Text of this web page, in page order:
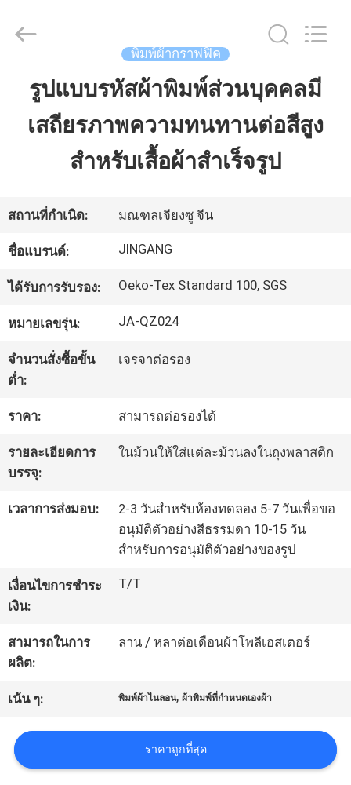
บ้าน
เกี่ยว
กับ
เรา
โรงงาน
คุณภาพ
คดี
COMPANY
NEWS
2025
Suzhou
Reserved.
พิมพ์ผ้ากราฟฟิค
รูปแบบรหัสผ้าพิมพ์ส่วนบุคคลมี
เสถียรภาพความทนทานต่อสีสูง
สำหรับเสื้อผ้าสำเร็จรูป
สถานที่กำเนิด: มณฑลเจียงซู จีน
ชื่อแบรนด์: JINGANG
ได้รับการรับรอง: Oeko-Tex Standard 100, SGS
หมายเลขรุ่น: JA-QZ024
จำนวนสั่งซื้อขั้น
ต่ำ:
เจรจาต่อรอง
ราคา: สามารถต่อรองได้
รายละเอียดการ
บรรจุ:
ในม้วนให้ใส่แต่ละม้วนลงในถุงพลาสติก
เวลาการส่งมอบ:
2-3 วันสำหรับห้องทดลอง 5-7 วันเพื่อขอ
อนุมัติตัวอย่างสีธรรมดา 10-15 วัน
สำหรับการอนุมัติตัวอย่างของรูป
เงื่อนไขการชำระ
เงิน:
T/T
สามารถในการ
ผลิต:
ลาน / หลาต่อเดือนผ้าโพลีเอสเตอร์
เน้น ๆ: พิมพ์ผ้าไนลอน,ผ้าพิมพ์ที่กำหนดเองผ้า
ราคาถูกที่สุด